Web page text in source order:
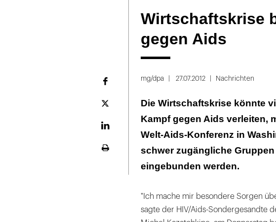
Wirtschaftskrise
gegen Aids
Plattform
mg/dpa 27.07.2012 Nachrichten
Die Wirtschaftskrise könnte
Kampf gegen Aids verleiten,
Welt-Aids-Konferenz in
schwer zugängliche
eingebunden werden.
"Ich mache mir besondere Sorgen
sagte der HIV/Aids-Sondergesandte